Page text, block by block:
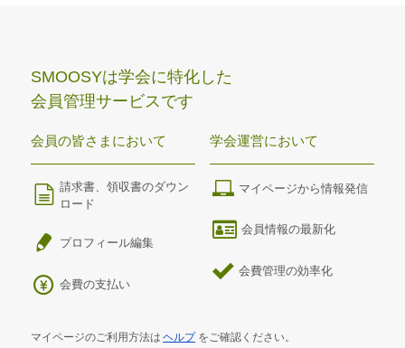
SMOOSYは学会に特化した
会員管理サービスです
会員の皆さまにおいて
請求書、領収書のダウン
ロード
プロフィール編集
会費の支払い
学会運営において
マイページから情報発信
会員情報の最新化
会費管理の効率化
マイページのご利用方法は ヘルプ をご確認ください。